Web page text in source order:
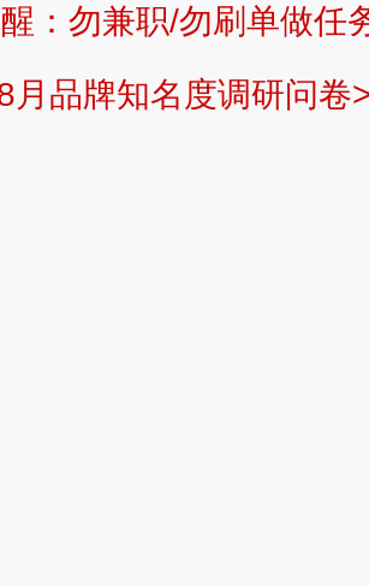
快速提交发布>> 提交品
：勿兼职/勿刷单做任
月品牌知名度调研问卷